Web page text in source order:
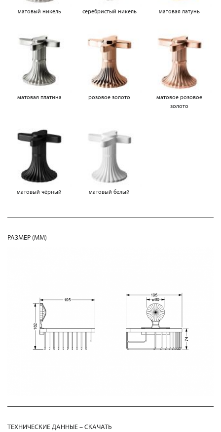
матовый никель серебристый никель матовая латунь
матовая платина розовое золото
матовое розовое
золото
матовый чёрный матовый белый
РАЗМЕР (MM)
ТЕХНИЧЕСКИЕ ДАННЫЕ – СКАЧАТЬ